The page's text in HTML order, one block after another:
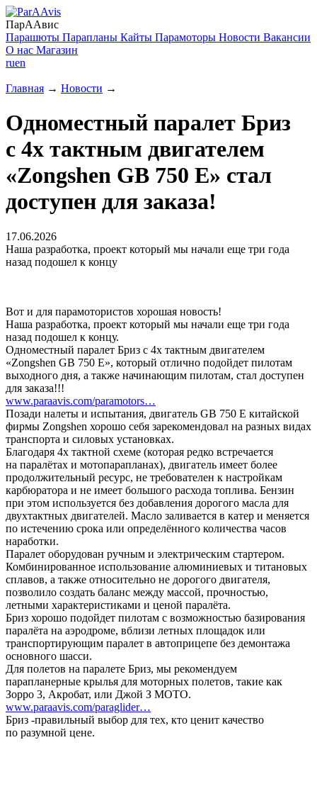
ПарААвис
Парашюты Парапланы Кайты Парамоторы Новости Вакансии
О нас Магазин
ruen
Главная → Новости →
Одноместный паралет Бриз
с 4х тактным двигателем
«Zongshen GB 750 E» стал
доступен для заказа!
17.06.2026
Наша разработка, проект который мы начали еще три года
назад подошел к концу
Вот и для парамотористов хорошая новость!
Наша разработка, проект который мы начали еще три года
назад подошел к концу.
Одноместный паралет Бриз с 4х тактным двигателем
«Zongshen GB 750 E», который отлично подойдет пилотам
выходного дня, а также начинающим пилотам, стал доступен
для заказа!!!
www.paraavis.com/paramotors…
Позади налеты и испытания, двигатель GB 750 E китайской
фирмы Zongshen хорошо себя зарекомендовал на разных видах
транспорта и силовых установках.
Благодаря 4х тактной схеме (которая редко встречается
на паралётах и мотопарапланах), двигатель имеет более
продолжительный ресурс, не требователен к настройкам
карбюратора и не имеет большого расхода топлива. Бензин
при этом используется без добавления дорогого масла для
двухтактных двигателей. Масло заливается в катер и меняется
по истечению срока или определённого количества часов
наработки.
Паралет оборудован ручным и электрическим стартером.
Комбинированное использование алюминиевых и титановых
сплавов, а также относительно не дорогого двигателя,
позволило создать баланс между массой, прочностью,
летными характеристиками и ценой паралёта.
Бриз хорошо подойдет пилотам с возможностью базирования
паралёта на аэродроме, вблизи летных площадок или
транспортирующим паралет в автоприцепе без демонтажа
основного шасси.
Для полетов на паралете Бриз, мы рекомендуем
парапланерные крылья для моторных полетов, такие как
Зорро 3, Акробат, или Джой З МОТО.
www.paraavis.com/paraglider…
Бриз -правильный выбор для тех, кто ценит качество
по разумной цене.